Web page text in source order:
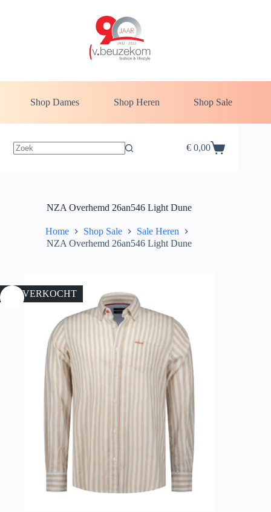
Shop Dames Shop Heren Shop Sale
Winkelwagen
€0,00
NZA Overhemd 26an546 Light Dune
Home Shop Sale
Sale Heren
NZA Overhemd 26an546 Light Dune
UITVERKOCHT